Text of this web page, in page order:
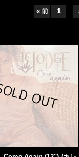
« 前 1 ...